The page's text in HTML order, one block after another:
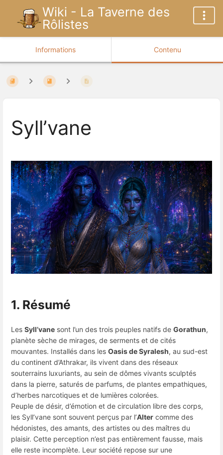
Wiki - La Taverne des
Rôlistes
Informations Contenu
Syll’vane
1. Résumé
Les Syll’vane sont l’un des trois peuples natifs de Gorathun,
planète sèche de mirages, de serments et de cités
mouvantes. Installés dans les Oasis de Syralesh, au sud-est
du continent d’Athrakar, ils vivent dans des réseaux
souterrains luxuriants, au sein de dômes vivants sculptés
dans la pierre, saturés de parfums, de plantes empathiques,
d’herbes narcotiques et de lumières colorées.
Peuple de désir, d’émotion et de circulation libre des corps,
les Syll’vane sont souvent perçus par l’Alter comme des
hédonistes, des amants, des artistes ou des maîtres du
plaisir. Cette perception n’est pas entièrement fausse, mais
elle reste incomplète. Leur société repose sur une